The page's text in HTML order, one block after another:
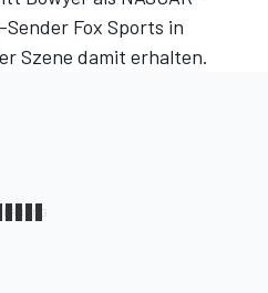
Fox Sports in
Szene damit erhalten.